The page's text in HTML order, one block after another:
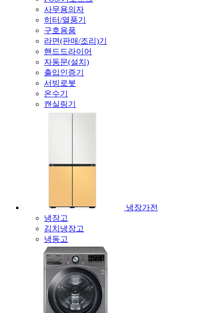
사무용의자
히터/열풍기
구호용품
라면(판매/조리)기
핸드드라이어
자동문(설치)
출입인증기
서빙로봇
온수기
캔실링기
냉장가전
냉장고
김치냉장고
냉동고